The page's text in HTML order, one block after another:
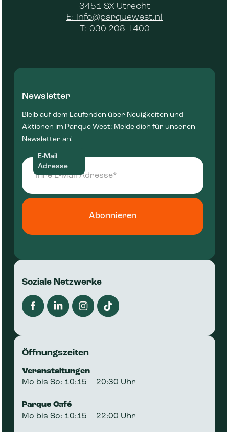
3451 SX Utrecht
E: info@parquewest.nl
T: 030 208 1400
Newsletter
Bleib auf dem Laufenden über Neuigkeiten und
Aktionen im Parque West: Melde dich für unseren
Newsletter an!
E-Mail
Adresse
Soziale Netzwerke
Öffnungszeiten
‍Veranstaltungen
Mo bis So: 10:15 – 20:30 Uhr
Parque Café
Mo bis So: 10:15 – 22:00 Uhr